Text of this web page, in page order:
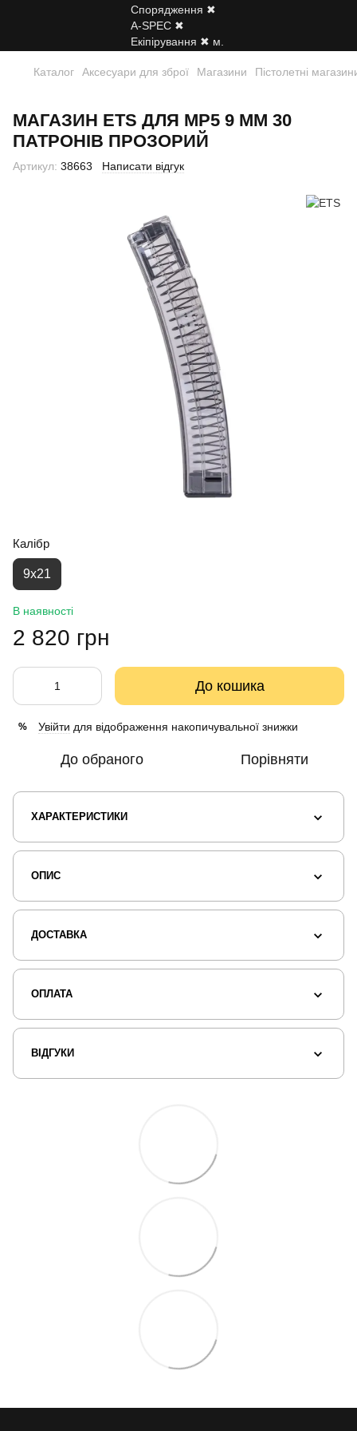
Каталог Аксесуари для зброї Магазини Пістолетні
МАГАЗИН ETS ДЛЯ MР5 9 ММ 30
ПАТРОНІВ ПРОЗОРИЙ
Артикул: 38663 Написати відгук
Калібр
9х21
В наявності
2 820 грн
До кошика
% Увійти для відображення накопичувальної знижки
До обраного Порівняти
ХАРАКТЕРИСТИКИ
ОПИС
ДОСТАВКА
ОПЛАТА
ВІДГУКИ